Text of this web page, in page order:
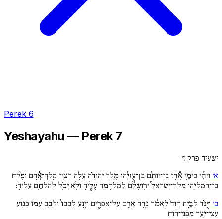
Perek 6
Yeshayahu — Perek 7
ישעיה פרק ז׳
א׳ וַיְהִ֡י בִּימֵ֣י אָ֠חָז בֶּן־יוֹתָ֨ם בֶּן־עֻזִּיָּ֜הוּ מֶ֣לֶךְ יְהוּדָ֗ה עָלָ֣ה רְצִ֣ין מֶֽלֶךְ־אֲ֠רָם וּפֶ֨קַח
בֶּן־רְמַלְיָ֚הוּ מֶֽלֶךְ־יִשְׂרָאֵל֙ יְר֣וּשָׁלִַ֔ם לַמִּלְחָמָ֖ה עָלֶ֑יהָ וְלֹ֥א יָכֹ֖ל לְהִלָּחֵ֥ם עָלֶֽיהָ:
ב׳ וַיֻּגַּ֗ד לְבֵ֚ית דָּוִד֙ לֵאמֹ֔ר נָ֥חָה אֲרָ֖ם עַל־אֶפְרָ֑יִם וַיָּ֚נַע לְבָבוֹ֙ וּלְבַ֣ב עַמּ֔וֹ כְּנ֥וֹעַ
עֲצֵי־יַ֖עַר מִפְּנֵי־רֽוּחַ: